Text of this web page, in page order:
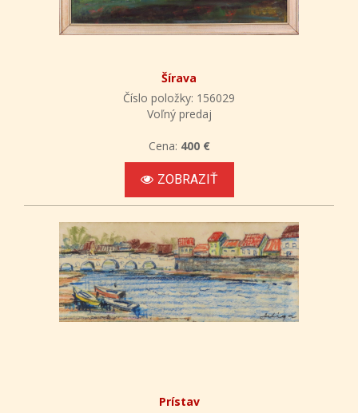
Šírava
Číslo položky: 156029
Voľný predaj
Cena: 400 €
ZOBRAZIŤ
Prístav